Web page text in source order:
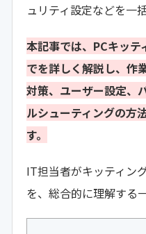
ュリティ設定などを一
本記事では、PCキッ
でを詳しく解説し、作
対策、ユーザー設定、
ルシューティングの方
す。
IT担当者がキッティン
を、総合的に理解する